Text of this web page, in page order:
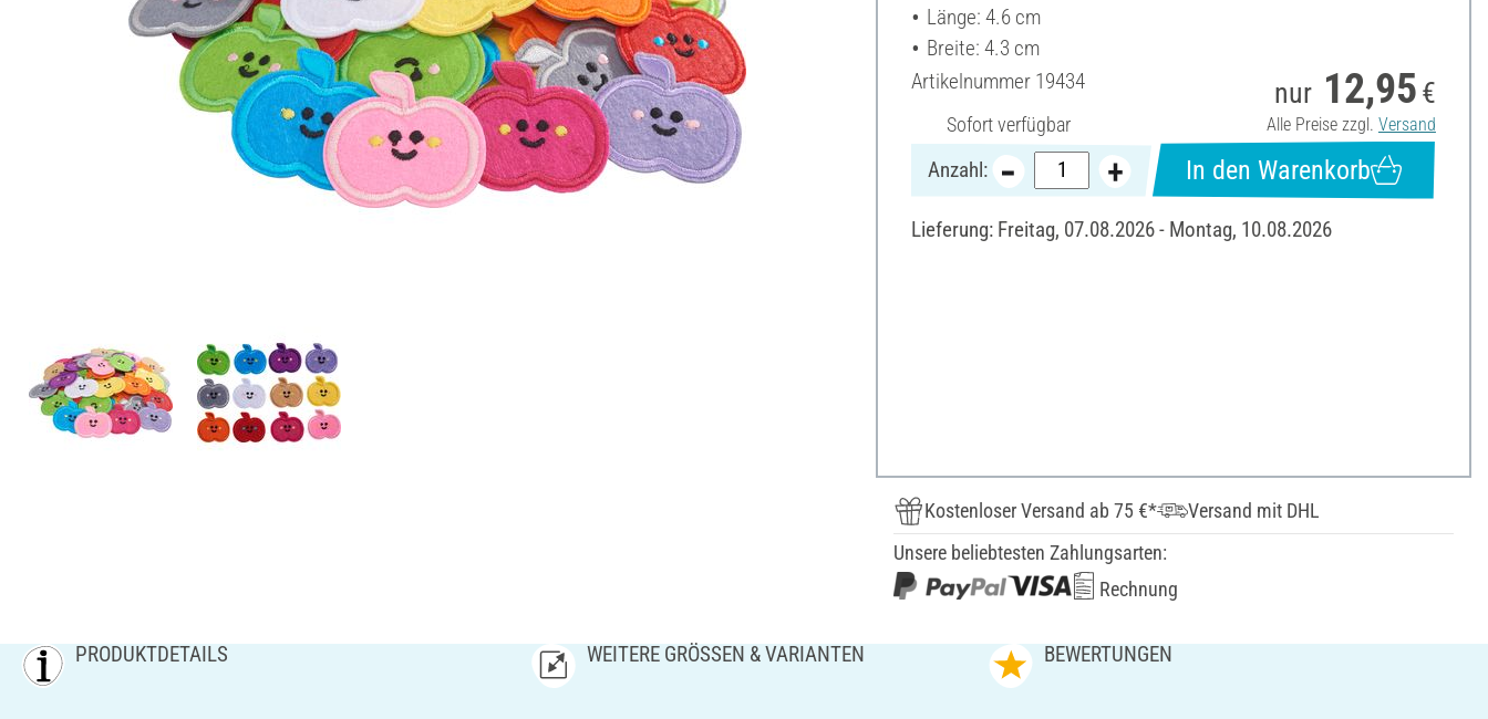
Länge: 4.6 cm
Breite: 4.3 cm
Artikelnummer 19434
Sofort verfügbar
nur 12,95 €
Alle Preise zzgl. Versand
Anzahl: In den Warenkorb
Lieferung: Freitag, 07.08.2026 - Montag, 10.08.2026
Kostenloser Versand ab 75 €*
Versand mit DHL
Unsere beliebtesten Zahlungsarten:
Rechnung
PRODUKTDETAILS WEITERE GRÖSSEN & VARIANTEN BEWERTUNGEN